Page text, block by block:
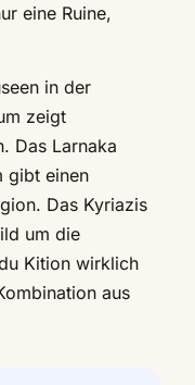
eine Ruine,
in der
zeigt
Das Larnaka
gibt einen
Das Kyriazis
um die
Kition wirklich
aus